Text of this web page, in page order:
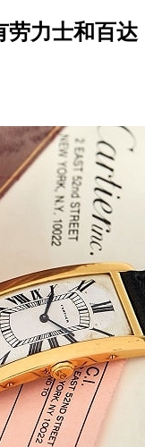
劳力士和百达